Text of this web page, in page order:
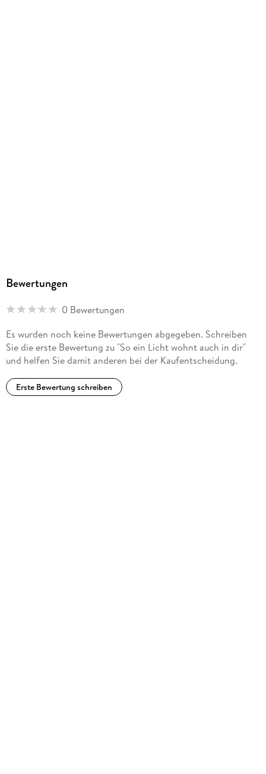
9783987477584
Bewertungen
0 Bewertungen
Es wurden noch keine Bewertungen abgegeben. Schreiben
Sie die erste Bewertung zu "So ein Licht wohnt auch in dir"
und helfen Sie damit anderen bei der Kaufentscheidung.
Erste Bewertung schreiben